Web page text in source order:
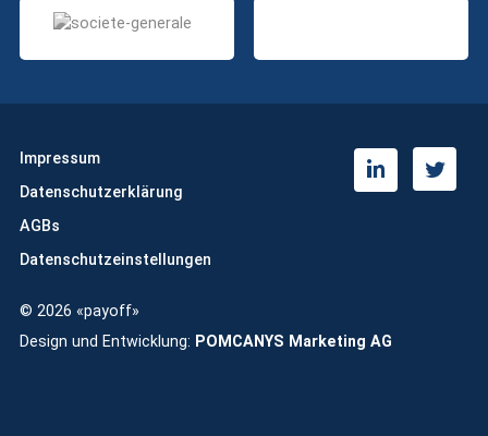
Impressum
Datenschutzerklärung
AGBs
Datenschutzeinstellungen
© 2026 «payoff»
Design und Entwicklung: POMCANYS Marketing AG
L
n
T